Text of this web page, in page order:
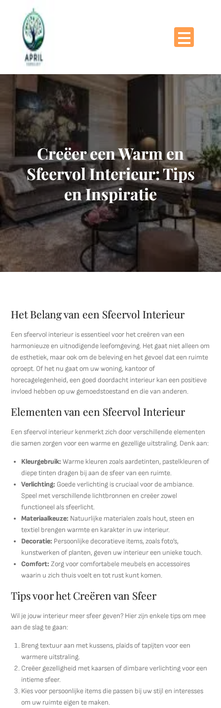
Creëer een Warm en
Sfeervol Interieur: Tips
en Inspiratie
Het Belang van een Sfeervol Interieur
Een sfeervol interieur is essentieel voor het creëren van een
harmonieuze en uitnodigende leefomgeving. Het gaat niet alleen om
de esthetiek, maar ook om de beleving en het gevoel dat een ruimte
oproept. Of het nu gaat om uw woning, kantoor of
horecagelegenheid, een goed doordacht interieur kan een positieve
invloed hebben op uw gemoedstoestand en die van anderen.
Elementen van een Sfeervol Interieur
Een sfeervol interieur kenmerkt zich door verschillende elementen
die samen zorgen voor een warme en gezellige uitstraling. Denk aan:
Kleurgebruik: Warme kleuren zoals aardetinten, pastelkleuren of
diepe tinten dragen bij aan de sfeer van een ruimte.
Verlichting: Goede verlichting is cruciaal voor de ambiance.
Speel met verschillende lichtbronnen en creëer zowel
functioneel als sfeerlicht.
Materiaalkeuze: Natuurlijke materialen zoals hout, steen en
textiel brengen warmte en karakter in uw interieur.
Decoratie: Persoonlijke decoratieve items, zoals foto’s,
kunstwerken of planten, geven uw interieur een unieke touch.
Comfort: Zorg voor comfortabele meubels en accessoires
waarin u zich thuis voelt en tot rust kunt komen.
Tips voor het Creëren van Sfeer
Wil je jouw interieur meer sfeer geven? Hier zijn enkele tips om mee
aan de slag te gaan:
Breng textuur aan met kussens, plaids of tapijten voor een
warmere uitstraling.
Creëer gezelligheid met kaarsen of dimbare verlichting voor een
intieme sfeer.
Kies voor persoonlijke items die passen bij uw stijl en interesses
om uw ruimte eigen te maken.